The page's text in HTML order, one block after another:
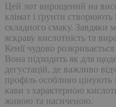
Цей лот вирощений на
клімат і ґрунти
складного смаку. Завдяки
яскраву кислотність та
Кенії чудово
Вона підходить як для
дегустацій, де важливо
профіль особливо цінують
кави з характерною
живою та насиченою.